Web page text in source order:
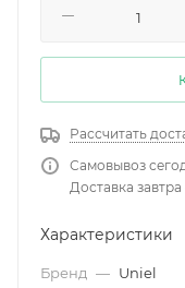
Рассчитать
Самовывоз
Доставка
Характеристики
Бренд — Uniel